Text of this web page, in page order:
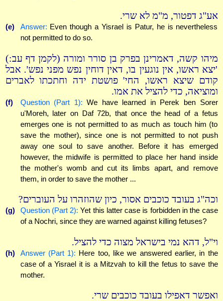
אע"ג דפטור, מ"מ לא שרי.
(e) Answer: Even though a Yisrael is Patur, he is nevertheless
not permitted to do so.
מיהו קשה, דאמרינן בפרק בן סורר ומורה (לקמן דף עב:)
'יצא ראשו, אין נוגעין בו, דאין דוחין נפש מפני נפש'. אבל
קודם שיצא ראשו, החי' פושטת ידה וחתכתו לאברים
ומוציאה, כדי להציל את אמו.
(f) Question (Part 1): We have learned in Perek ben Sorer
u'Moreh, later on Daf 72b, that once the head of a fetus
emerges one is not permitted to as much as touch him (to
save the mother), since one is not permitted to not push
away one soul to save another. Before it has emerged
however, the midwife is permitted to place her hand inside
the mother's womb and cut its limbs apart, and remove
them, in order to save the mother ...
וכה"ג בעובד כוכבים אסור, כיון שהוזהרו על העוברים?
(g) Question (Part 2): Yet this latter case is forbidden in the case
of a Nochri, since they are warned against killing fetuses?
וי"ל, דהא נמי בישראל מצוה כדי להציל.
(h) Answer (Part 1): Here too, like we answered earlier, in the
case of a Yisrael it is a Mitzvah to kill the fetus to save the
mother.
ואפשר דאפילו בעובד כוכבים שרי.